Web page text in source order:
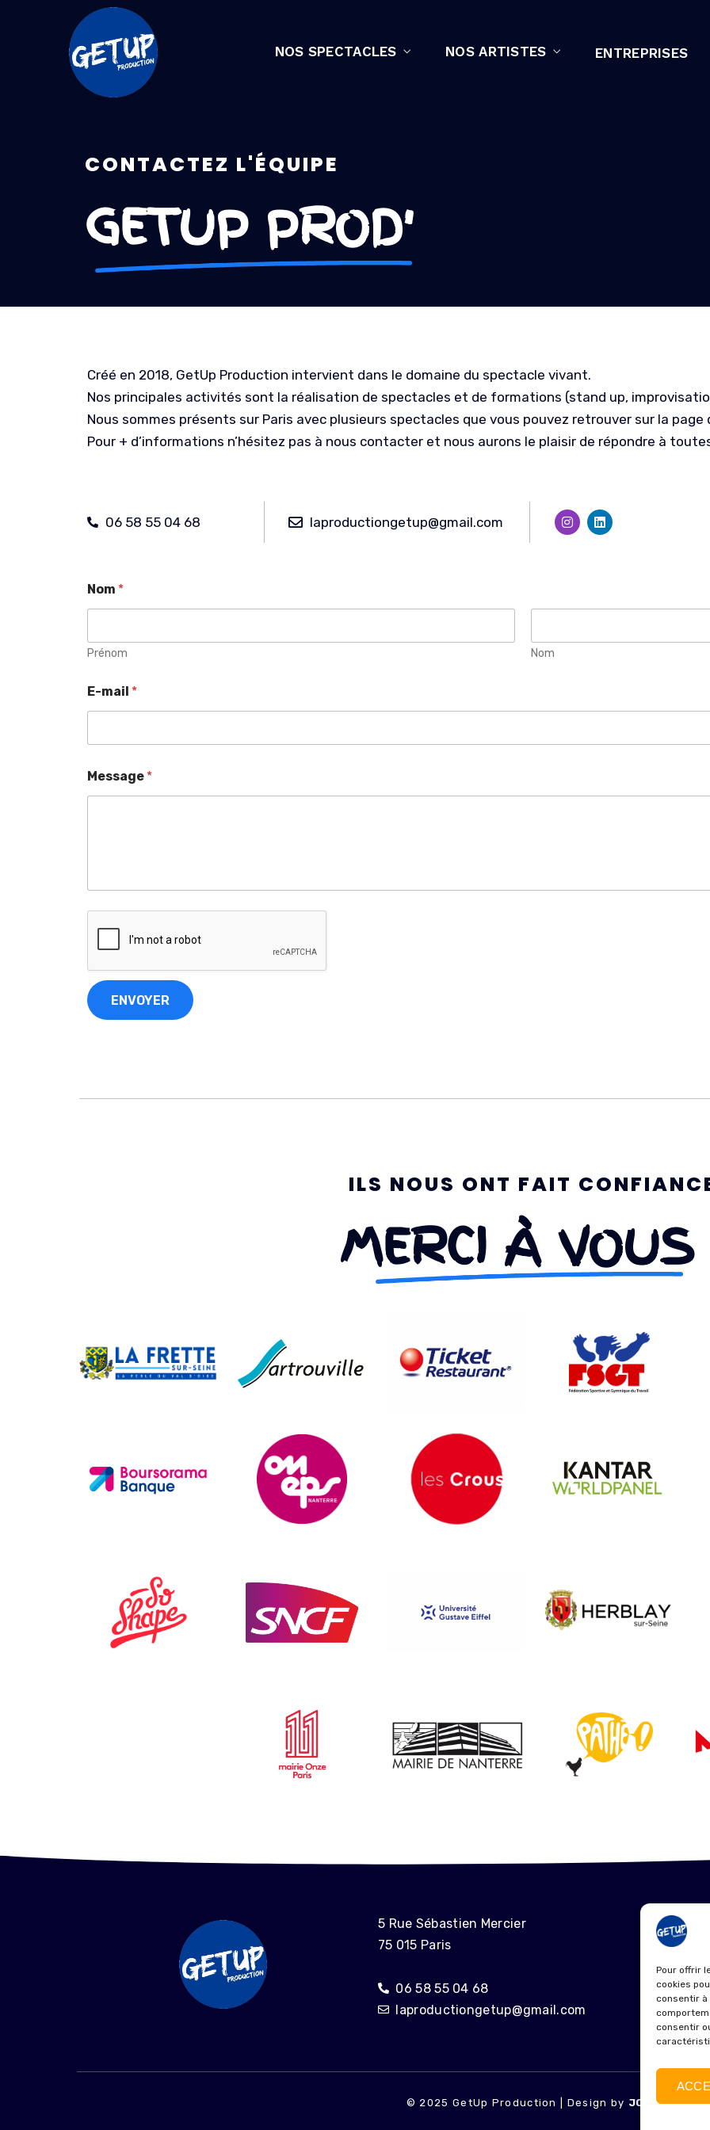
Pour offrir
cookies
consentir
consentir
NOS SPECTACLES NOS ARTISTES ENTREPRISES
CONTACTEZ L'ÉQUIPE
GETUP PROD'
Créé en 2018, GetUp Production intervient dans le domaine du spectacle vivant.
Nos principales activités sont la réalisation de spectacles et de formations (stand up,
Nous sommes présents sur Paris avec plusieurs spectacles que vous pouvez retrouver sur la page
Pour + d’informations n’hésitez pas à nous contacter et nous aurons le plaisir de répondre à
06 58 55 04 68 laproductiongetup@gmail.com
Nom *
Prénom Nom
E-mail *
Message *
ENVOYER
ILS NOUS ONT FAIT
MERCI À
5 Rue Sébastien Mercier
75 015 Paris
06 58 55 04 68
laproductiongetup@gmail.com
© 2025 GetUp Production | Design by JONE